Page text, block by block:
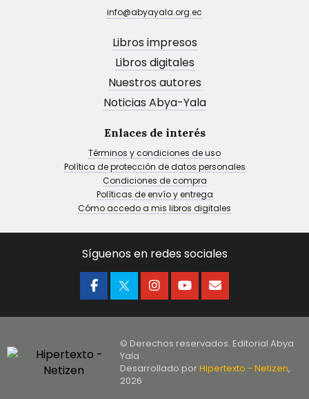
info@abyayala.org.ec
Libros impresos
Libros digitales
Nuestros autores
Noticias Abya-Yala
Enlaces de interés
Términos y condiciones de uso
Política de protección de datos personales
Condiciones de compra
Políticas de envío y entrega
Cómo accedo a mis libros digitales
Síguenos en redes sociales
© Derechos reservados. Editorial Abya
Yala
Desarrollado porHipertexto - Netizen,
2026